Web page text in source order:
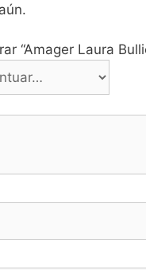
“Amager Laura